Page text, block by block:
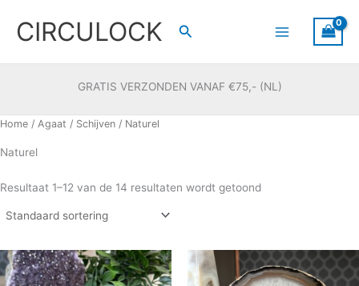
naar
inhoud
CIRCULOCK Zoeken
GRATIS VERZONDEN VANAF €75,- (NL)
Home / Agaat / Schijven / Naturel
Naturel
Resultaat 1–12 van de 14 resultaten wordt getoond